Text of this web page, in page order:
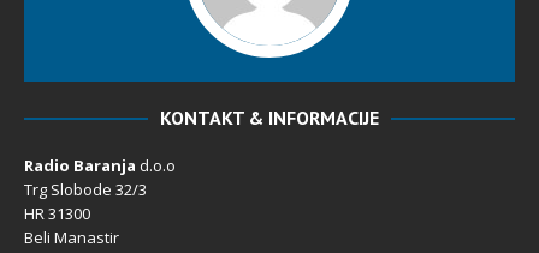
KONTAKT & INFORMACIJE
Radio Baranja d.o.o
Trg Slobode 32/3
HR 31300
Beli Manastir